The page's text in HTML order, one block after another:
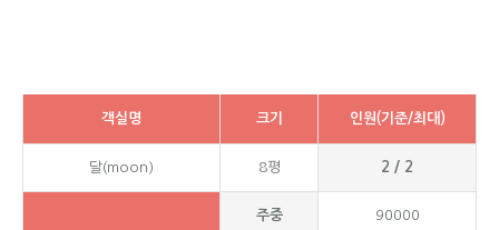
객실명 크기 인원(기준/최대)
달(moon) 8평 2 / 2
주중 90000